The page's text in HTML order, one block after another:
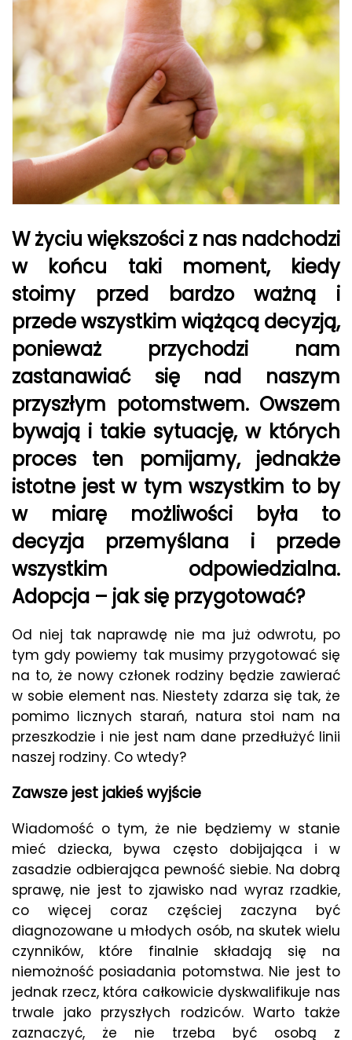
W życiu większości z nas nadchodzi
w końcu taki moment, kiedy
stoimy przed bardzo ważną i
przede wszystkim wiążącą decyzją,
ponieważ przychodzi nam
zastanawiać się nad naszym
przyszłym potomstwem. Owszem
bywają i takie sytuację, w których
proces ten pomijamy, jednakże
istotne jest w tym wszystkim to by
w miarę możliwości była to
decyzja przemyślana i przede
wszystkim odpowiedzialna.
Adopcja – jak się przygotować?
Od niej tak naprawdę nie ma już odwrotu, po
tym gdy powiemy tak musimy przygotować się
na to, że nowy członek rodziny będzie zawierać
w sobie element nas. Niestety zdarza się tak, że
pomimo licznych starań, natura stoi nam na
przeszkodzie i nie jest nam dane przedłużyć linii
naszej rodziny. Co wtedy?
Zawsze jest jakieś wyjście
Wiadomość o tym, że nie będziemy w stanie
mieć dziecka, bywa często dobijająca i w
zasadzie odbierająca pewność siebie. Na dobrą
sprawę, nie jest to zjawisko nad wyraz rzadkie,
co więcej coraz częściej zaczyna być
diagnozowane u młodych osób, na skutek wielu
czynników, które finalnie składają się na
niemożność posiadania potomstwa. Nie jest to
jednak rzecz, która całkowicie dyskwalifikuje nas
trwale jako przyszłych rodziców. Warto także
zaznaczyć, że nie trzeba być osobą z